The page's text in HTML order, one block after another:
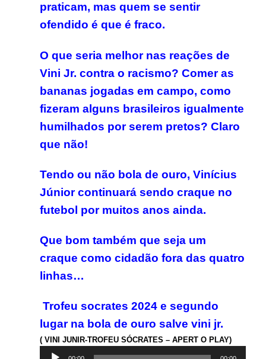
praticam, mas quem se sentir
ofendido é que é fraco.
O que seria melhor nas reações de
Vini Jr. contra o racismo? Comer as
bananas jogadas em campo, como
fizeram alguns brasileiros igualmente
humilhados por serem pretos? Claro
que não!
Tendo ou não bola de ouro, Vinícius
Júnior continuará sendo craque no
futebol por muitos anos ainda.
Que bom também que seja um
craque como cidadão fora das quatro
linhas…
Trofeu socrates 2024 e segundo
lugar na bola de ouro salve vini jr.
( VINI JUNIR-TROFEU SÓCRATES – APERT O PLAY)
Tocador